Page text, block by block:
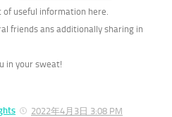
useful information here.
friends ans additionally sharing in
in your sweat!
2022年4月3日 3:08 PM